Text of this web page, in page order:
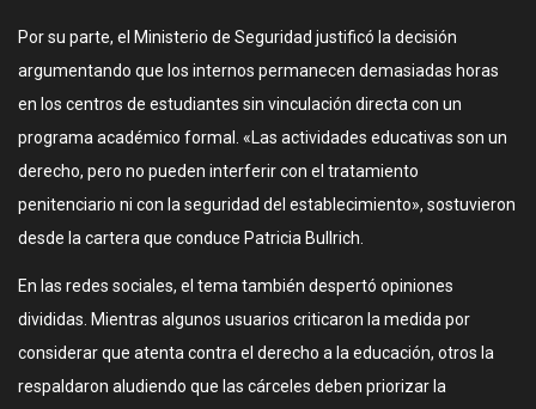
Por su parte, el Ministerio de Seguridad justificó la decisión
argumentando que los internos permanecen demasiadas horas
en los centros de estudiantes sin vinculación directa con un
programa académico formal. «Las actividades educativas son un
derecho, pero no pueden interferir con el tratamiento
penitenciario ni con la seguridad del establecimiento», sostuvieron
desde la cartera que conduce Patricia Bullrich.
En las redes sociales, el tema también despertó opiniones
divididas. Mientras algunos usuarios criticaron la medida por
considerar que atenta contra el derecho a la educación, otros la
respaldaron aludiendo que las cárceles deben priorizar la